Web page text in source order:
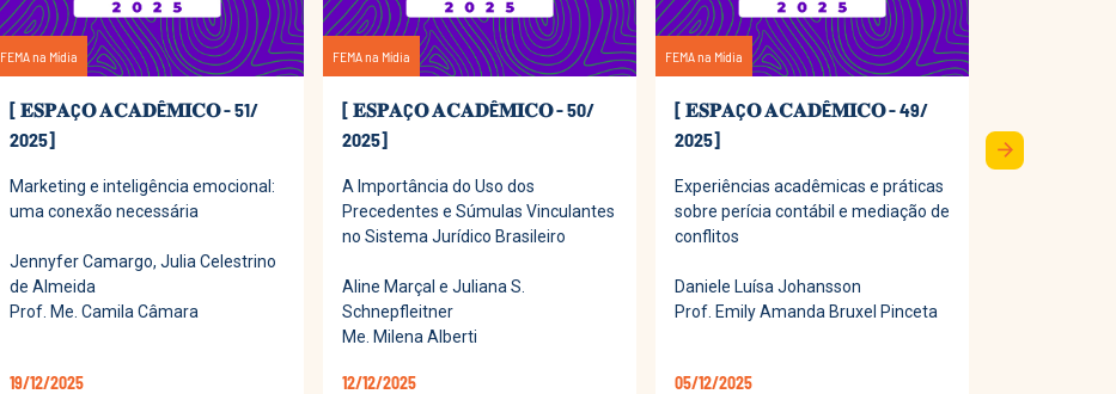
FEMA na Mídia
[ 𝐄𝐒𝐏𝐀Ç𝐎 𝐀𝐂𝐀𝐃Ê𝐌𝐈𝐂𝐎 - 51/
2025]
Marketing e inteligência emocional:
uma conexão necessária
Jennyfer Camargo, Julia Celestrino
de Almeida
Prof. Me. Camila Câmara
19/12/2025
FEMA na Mídia
[ 𝐄𝐒𝐏𝐀Ç𝐎 𝐀𝐂𝐀𝐃Ê𝐌𝐈𝐂𝐎 - 50/
2025]
A Importância do Uso dos
Precedentes e Súmulas Vinculantes
no Sistema Jurídico Brasileiro
Aline Marçal e Juliana S.
Schnepfleitner
Me. Milena Alberti
12/12/2025
FEMA na Mídia
[ 𝐄𝐒𝐏𝐀Ç𝐎 𝐀𝐂𝐀𝐃Ê𝐌𝐈𝐂𝐎 - 49/
2025]
Experiências acadêmicas e práticas
sobre perícia contábil e mediação de
conflitos
Daniele Luísa Johansson
Prof. Emily Amanda Bruxel Pinceta
05/12/2025
2025]
arrow_forward